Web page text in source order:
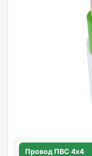
Провод ПВС 4х4